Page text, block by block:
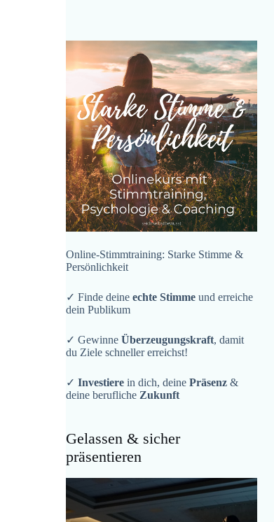
Online-Stimmtraining: Starke Stimme &
Persönlichkeit
✓ Finde deineechte Stimme und erreiche
dein Publikum
✓ GewinneÜberzeugungskraft, damit
du Ziele schneller erreichst!
✓Investiere in dich, deinePräsenz &
deine berufliche Zukunft
Gelassen & sicher
präsentieren